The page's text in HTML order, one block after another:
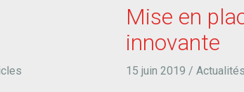
Mise en
innovante
15 juin 2019 /